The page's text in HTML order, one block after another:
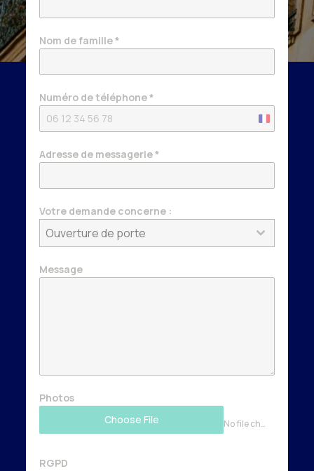
Nom de famille*
Numéro de téléphone*
France
Adresse de messagerie*
Votre demande concerne :
Ouverture de porte
Message
Photos
Choose File
No file chosen
RGPD